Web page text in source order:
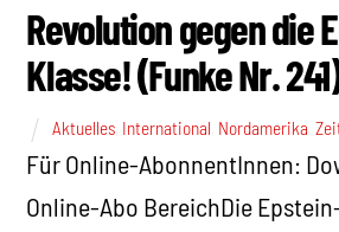
Revolution gegen die
Klasse! (Funke Nr.
Aktuelles International Nordamerika ,
Für Online-AbonnentInnen:
Online-Abo BereichDie